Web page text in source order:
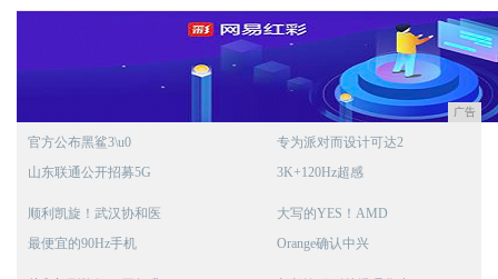
广告
官方公布黑鲨3\u0
山东联通公开招募5G
专为派对而设计可达2
3K+120Hz超感
顺利凯旋！武汉协和医
最便宜的90Hz手机
大写的YES！AMD
Orange确认中兴